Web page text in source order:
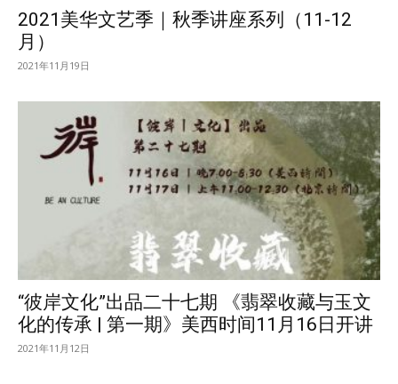
2021美华文艺季｜秋季讲座系列（11-12
月）
2021年11月19日
“彼岸文化”出品二十七期 《翡翠收藏与玉文
化的传承 | 第一期》美西时间11月16日开讲
2021年11月12日